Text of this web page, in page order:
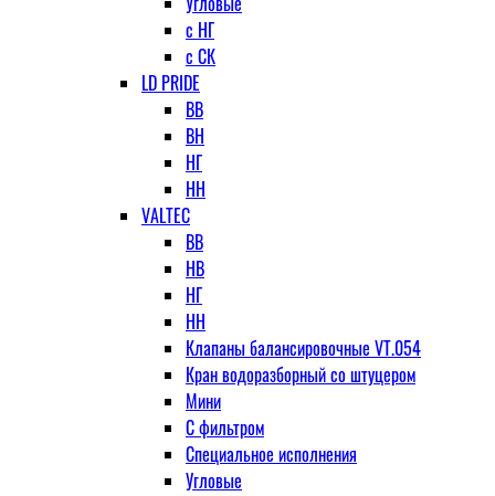
с НГ
с СК
LD PRIDE
ВВ
ВН
НГ
НН
VALTEC
ВВ
НВ
НГ
НН
Клапаны балансировочные VT.054
Кран водоразборный со штуцером
Мини
С фильтром
Специальное исполнения
Угловые